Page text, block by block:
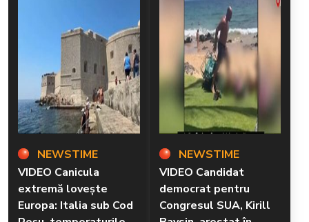
NEWSTIME
VIDEO Canicula
extremă lovește
Europa: Italia sub Cod
NEWSTIME
VIDEO Candidat
democrat pentru
Congresul SUA, Kirill